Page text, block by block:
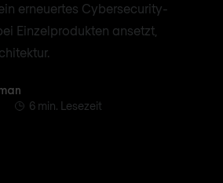
erneuertes Cybersecurity-
Einzelprodukten ansetzt,
6 min. Lesezeit